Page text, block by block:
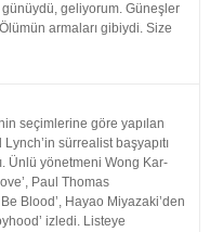
geliyorum. Güneşler
armaları gibiydi. Size
seçimlerine göre yapılan
sürrealist başyapıtı
Ünlü yönetmeni Wong Kar-
Paul Thomas
Blood’, Hayao Miyazaki’den
izledi. Listeye